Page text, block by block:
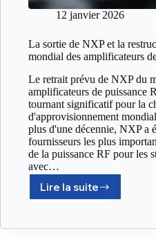
12 janvier 2026
La sortie de NXP et la
mondial des amplificateurs
Le retrait prévu de NXP du
amplificateurs de puissance
tournant significatif pour la
d'approvisionnement
plus d'une décennie, NXP a
fournisseurs les plus
de la puissance RF pour les
avec…
Lire la suite